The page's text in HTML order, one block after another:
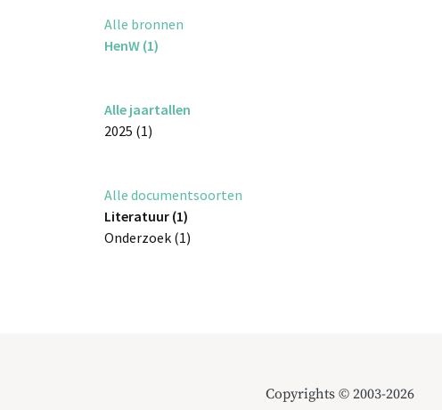
Alle bronnen
HenW (1)
Alle jaartallen
2025 (1)
Alle documentsoorten
Literatuur (1)
Onderzoek (1)
Copyrights © 2003-2026